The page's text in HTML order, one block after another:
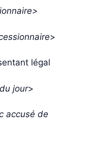
>
légal
jour>
accusé de